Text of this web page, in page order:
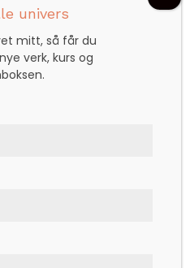
univers
mitt, så får du
verk, kurs og